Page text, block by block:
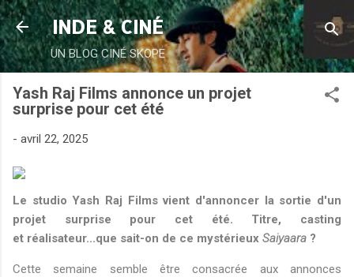
Accéder au contenu principal
INDE & CINÉ
UN BLOG CINÉ SKOPE
Yash Raj Films annonce un projet
surprise pour cet été
- avril 22, 2025
Le studio Yash Raj Films vient d'annoncer la sortie d'un
projet surprise pour cet été. Titre, casting
et réalisateur...que sait-on de ce mystérieux Saiyaara ?
Cette semaine semble être consacrée aux annonces